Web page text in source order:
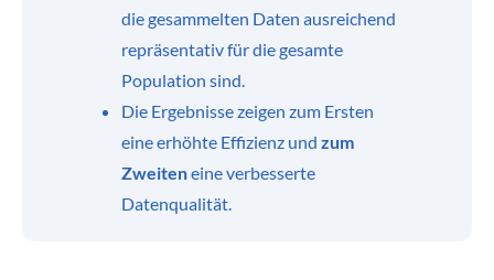
die gesammelten Daten ausreichend
repräsentativ für die gesamte
Population sind.
Die Ergebnisse zeigen zum Ersten
eine erhöhte Effizienz und zum
Zweiteneine verbesserte
Datenqualität.